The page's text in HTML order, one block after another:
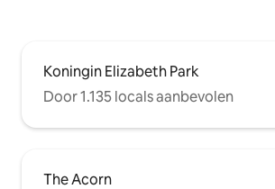
Koningin Elizabeth Park
Door 1.135 locals aanbevolen
The Acorn